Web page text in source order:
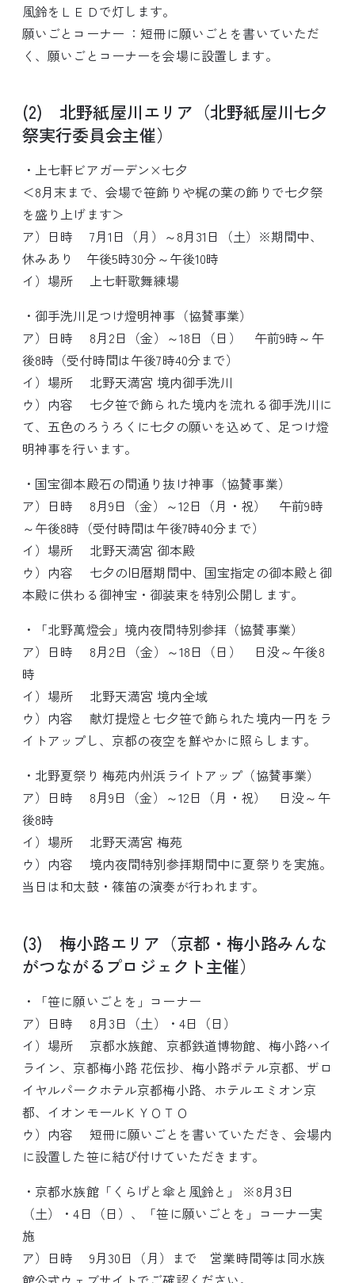
風鈴をＬＥＤで灯します。
願いごとコーナー ：短冊に願いごとを書いていただ
く、願いごとコーナーを会場に設置します。
(2) 北野紙屋川エリア（北野紙屋川七夕
祭実行委員会主催）
・上七軒ビアガーデン×七夕
＜8月末まで、会場で笹飾りや梶の葉の飾りで七夕祭
を盛り上げます＞
ア）日時 7月1日（月）～8月31日（土）※期間中、
休みあり 午後5時30分～午後10時
イ）場所 上七軒歌舞練場
・御手洗川足つけ燈明神事（協賛事業）
ア）日時 8月2日（金）～18日（日） 午前9時～午
後8時（受付時間は午後7時40分まで）
イ）場所 北野天満宮 境内御手洗川
ウ）内容 七夕笹で飾られた境内を流れる御手洗川に
て、五色のろうろくに七夕の願いを込めて、足つけ燈
明神事を行います。
・国宝御本殿石の間通り抜け神事（協賛事業）
ア）日時 8月9日（金）～12日（月・祝） 午前9時
～午後8時（受付時間は午後7時40分まで）
イ）場所 北野天満宮 御本殿
ウ）内容 七夕の旧暦期間中、国宝指定の御本殿と御
本殿に供わる御神宝・御装束を特別公開します。
・「北野萬燈会」境内夜間特別参拝（協賛事業）
ア）日時 8月2日（金）～18日（日） 日没～午後8
時
イ）場所 北野天満宮 境内全域
ウ）内容 献灯提燈と七夕笹で飾られた境内一円をラ
イトアップし、京都の夜空を鮮やかに照らします。
・北野夏祭り 梅苑内州浜ライトアップ（協賛事業）
ア）日時 8月9日（金）～12日（月・祝） 日没～午
後8時
イ）場所 北野天満宮 梅苑
ウ）内容 境内夜間特別参拝期間中に夏祭りを実施。
当日は和太鼓・篠笛の演奏が行われます。
(3) 梅小路エリア（京都・梅小路みんな
がつながるプロジェクト主催）
・「笹に願いごとを」コーナー
ア）日時 8月3日（土）・4日（日）
イ）場所 京都水族館、京都鉄道博物館、梅小路ハイ
ライン、京都梅小路 花伝抄、梅小路ポテル京都、ザロ
イヤルパークホテル京都梅小路、ホテルエミオン京
都、イオンモールＫＹＯＴＯ
ウ）内容 短冊に願いごとを書いていただき、会場内
に設置した笹に結び付けていただきます。
・京都水族館「くらげと傘と風鈴と」 ※8月3日
（土）・4日（日）、「笹に願いごとを」コーナー実
施
ア）日時 9月30日（月）まで 営業時間等は同水族